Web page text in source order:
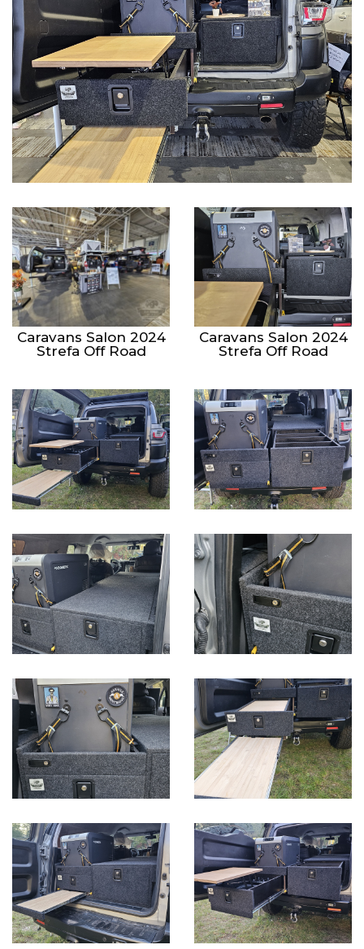
Caravans Salon 2024
Strefa Off Road
Caravans Salon 2024
Strefa Off Road